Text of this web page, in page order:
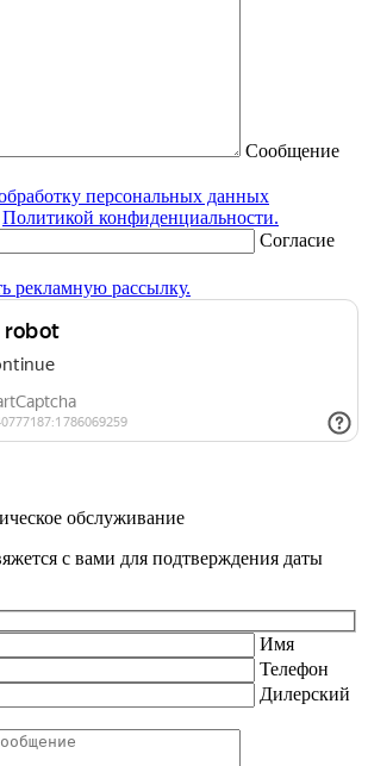
Сообщение
персональных данных
Политикой конфиденциальности.
Согласие
рекламную рассылку.
обслуживание
с вами для подтверждения даты
Имя
Телефон
Дилерский